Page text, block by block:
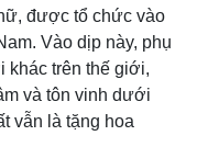
được tổ chức vào
Vào dịp này, phụ
khác trên thế giới,
và tôn vinh dưới
vẫn là tặng hoa